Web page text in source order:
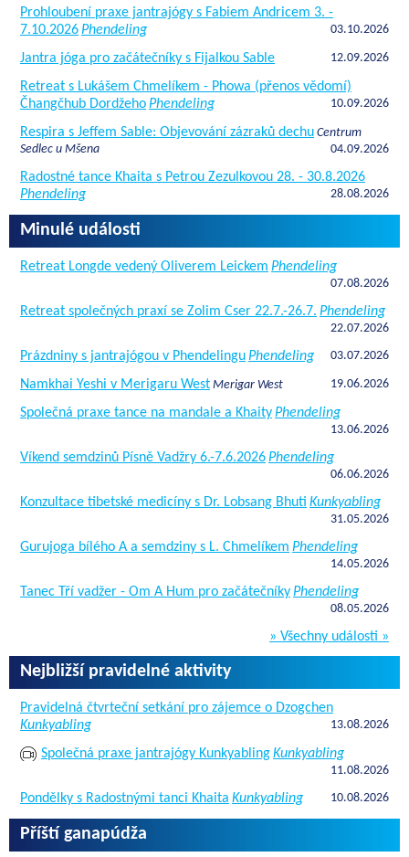
Prohloubení praxe jantrajógy s Fabiem Andricem 3. -
7.10.2026Phendeling 03.10.2026
Jantra jóga pro začátečníky s Fijalkou Sable 12.09.2026
Retreat s Lukášem Chmelíkem - Phowa (přenos vědomí)
Čhangčhub DordžehoPhendeling 10.09.2026
Respira s Jeffem Sable: Objevování zázraků dechu Centrum
Sedlec u Mšena
04.09.2026
Radostné tance Khaita s Petrou Zezulkovou 28. - 30.8.2026
Phendeling
28.08.2026
Minulé události
Retreat Longde vedený Oliverem Leickem Phendeling
07.08.2026
Retreat společných praxí se Zolim Cser 22.7.-26.7. Phendeling
22.07.2026
Prázdniny s jantrajógou v PhendelinguPhendeling 03.07.2026
Namkhai Yeshi v Merigaru West Merigar West 19.06.2026
Společná praxe tance na mandale a KhaityPhendeling
13.06.2026
Víkend semdzinů Písně Vadžry 6.-7.6.2026Phendeling
06.06.2026
Konzultace tibetské medicíny s Dr. Lobsang Bhuti Kunkyabling
31.05.2026
Gurujoga bílého A a semdziny s L. Chmelíkem Phendeling
14.05.2026
Tanec Tří vadžer - Om A Hum pro začátečníkyPhendeling
08.05.2026
» Všechny události »
Nejbližší pravidelné aktivity
Pravidelná čtvrteční setkání pro zájemce o Dzogchen
Kunkyabling
13.08.2026
Společná praxe jantrajógy KunkyablingKunkyabling
11.08.2026
Pondělky s Radostnými tanci Khaita Kunkyabling 10.08.2026
Příští ganapúdža